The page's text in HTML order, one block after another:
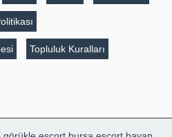
Topluluk Kuralları